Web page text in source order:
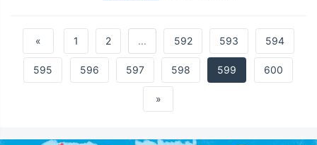
伙伴可以参考一下
« 1 2 ... 592 593 594
595 596 597 598 599 600
»